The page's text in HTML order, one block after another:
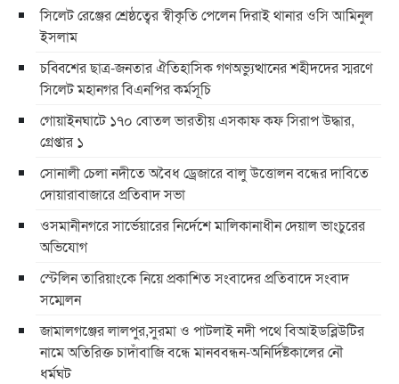
সিলেট রেঞ্জের শ্রেষ্ঠত্বের স্বীকৃতি পেলেন দিরাই থানার ওসি আমিনুল
ইসলাম
চব্বিশের ছাত্র-জনতার ঐতিহাসিক গণঅভ্যুত্থানের শহীদদের স্মরণে
সিলেট মহানগর বিএনপির কর্মসূচি
গোয়াইনঘাটে ১৭০ বোতল ভারতীয় এসকাফ কফ সিরাপ উদ্ধার,
গ্রেপ্তার ১
সোনালী চেলা নদীতে অবৈধ ড্রেজারে বালু উত্তোলন বন্ধের দাবিতে
দোয়ারাবাজারে প্রতিবাদ সভা
ওসমানীনগরে সার্ভেয়ারের নির্দেশে মালিকানাধীন দেয়াল ভাংচুরের
অভিযোগ
স্টেলিন তারিয়াংকে নিয়ে প্রকাশিত সংবাদের প্রতিবাদে সংবাদ
সম্মেলন
জামালগঞ্জের লালপুর,সুরমা ও পাটলাই নদী পথে বিআইডব্লিউটির
নামে অতিরিক্ত চাদাঁবাজি বন্ধে মানববন্ধন-অনির্দিষ্টকালের নৌ
ধর্মঘট